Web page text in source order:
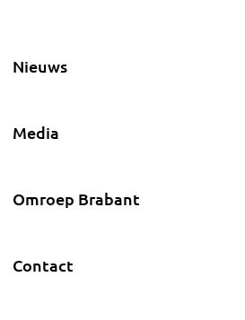
Nieuws
Media
Omroep Brabant
Contact